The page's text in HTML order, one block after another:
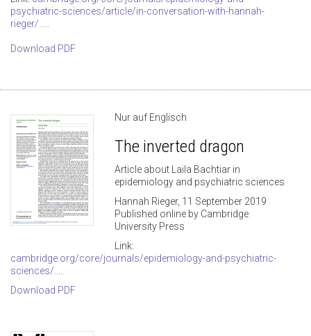
psychiatric-sciences/article/in-conversation-with-hannah-
rieger/.....
Download PDF
Nur auf Englisch
The inverted dragon
Article about Laila Bachtiar in
epidemiology and psychiatric sciences
Hannah Rieger, 11 September 2019
Published online by Cambridge
University Press
Link:
cambridge.org/core/journals/epidemiology-and-psychiatric-
sciences/.....
Download PDF